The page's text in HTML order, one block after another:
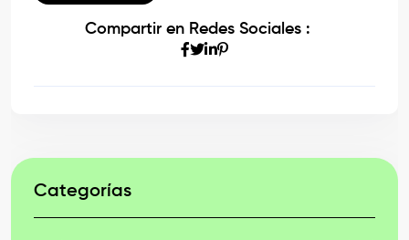
Compartir en Redes Sociales :
Categorías